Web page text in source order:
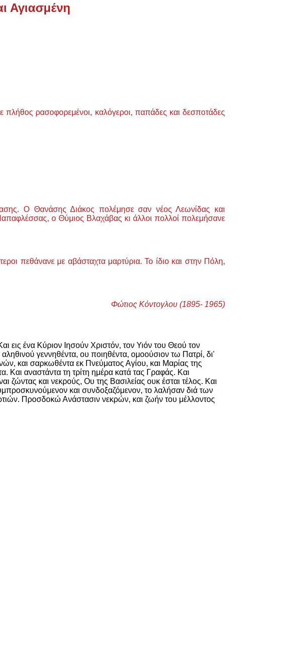
Αγιασμένη
πλήθος ρασοφορεμένοι, καλόγεροι, παπάδες και δεσποτάδες
Ο Θανάσης Διάκος πολέμησε σαν νέος Λεωνίδας και
ο Θύμιος Βλαχάβας κι άλλοι πολλοί πολεμήσανε
πεθάνανε με αβάσταχτα μαρτύρια. Το ίδιο και στην Πόλη,
Φώτιος Κόντογλου (1895- 1965)
εις ένα Κύριον Ιησούν Χριστόν, τον Υιόν του Θεού τον
γεννηθέντα, ου ποιηθέντα, ομοούσιον τω Πατρί, δι'
και σαρκωθέντα εκ Πνεύματος Αγίου, και Μαρίας της
Και αναστάντα τη τρίτη ημέρα κατά τας Γραφάς. Και
ζώντας και νεκρούς, Ου της Βασιλείας ουκ έσται τέλος. Και
και συνδοξαζόμενον, το λαλήσαν διά των
Προσδοκώ Ανάστασιν νεκρών, και ζωήν του μέλλοντος